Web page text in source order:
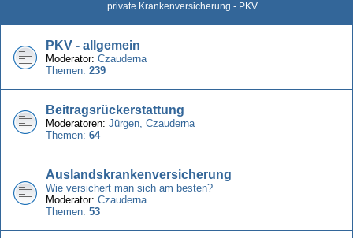
private Krankenversicherung - PKV
PKV - allgemein
Moderator: Czauderna
Themen: 239
Beitragsrückerstattung
Moderatoren: Jürgen, Czauderna
Themen: 64
Auslandskrankenversicherung
Wie versichert man sich am besten?
Moderator: Czauderna
Themen: 53